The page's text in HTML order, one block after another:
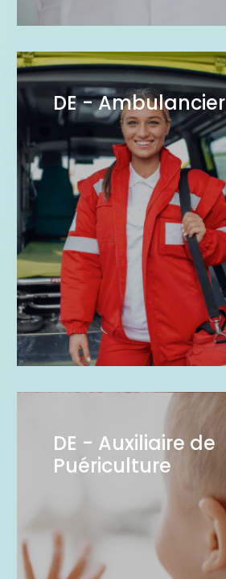
DE - Ambulancier
DE - Auxiliaire de
Puériculture